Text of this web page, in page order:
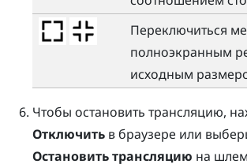
Переключиться
полноэкранным
исходным
Чтобы остановить трансляцию,
Отключитьв браузере или
Остановить трансляцию на